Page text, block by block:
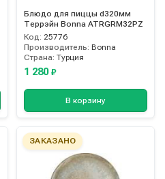
Блюдо для пиццы d320мм
Террэйн Bonna ATRGRM32PZ
Код: 25776
Производитель: Bonna
Страна: Турция
1 280 ₽
В корзину
ЗАКАЗАНО